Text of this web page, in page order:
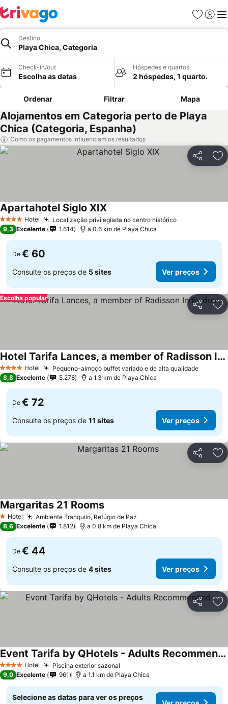
Favoritos
Iniciar
Destino
Playa Chica, Categoria
Check-in/out
Escolha as datas
Hóspedes e quartos
2 hóspedes, 1 quarto.
Ordenar Filtrar Mapa
Alojamentos em Categoria perto de Playa
Chica (Categoria, Espanha)
Como os pagamentos influenciam os resultados
Partilhar
4 EstrelasHotel Localização privilegiada no centro histórico
Apartahotel Siglo XIX
9,3 Excelente 1.614 a 0.6 km de Playa Chica
De € 60
Consulte os preços de 5 sites Ver preços
Partilhar
Escolha popular
4 EstrelasHotel Pequeno-almoço buffet variado e de alta qualidade
Hotel Tarifa Lances, a member of Radisson Individuals
8,8 Excelente 5.278 a 1.3 km de Playa Chica
De € 72
Consulte os preços de 11 sites Ver preços
Partilhar
1 Estrelas
Hotel Ambiente Tranquilo, Refúgio de Paz
Margaritas 21 Rooms
8,6 Excelente 1.812 a 0.8 km de Playa Chica
De € 44
Consulte os preços de 4 sites Ver preços
Partilhar
4 EstrelasHotel Piscina exterior sazonal
Event Tarifa by QHotels - Adults Recommended
9,0 Excelente 961 a 1.1 km de Playa Chica
Selecione as datas para ver os preços